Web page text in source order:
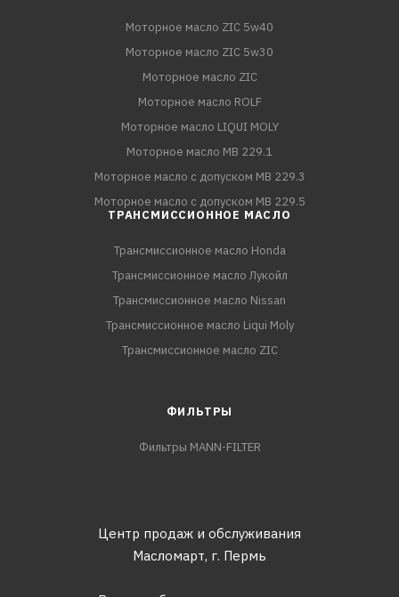
Моторное масло ZIC 5w40
Моторное масло ZIC 5w30
Моторное масло ZIC
Моторное масло ROLF
Моторное масло LIQUI MOLY
Моторное масло MB 229.1
Моторное масло с допуском MB 229.3
Моторное масло с допуском MB 229.5
ТРАНСМИССИОННОЕ МАСЛО
Трансмиссионное масло Honda
Трансмиссионное масло Лукойл
Трансмиссионное масло Nissan
Трансмиссионное масло Liqui Moly
Трансмиссионное масло ZIC
ФИЛЬТРЫ
Фильтры MANN-FILTER
Центр продаж и обслуживания
Масломарт, г. Пермь